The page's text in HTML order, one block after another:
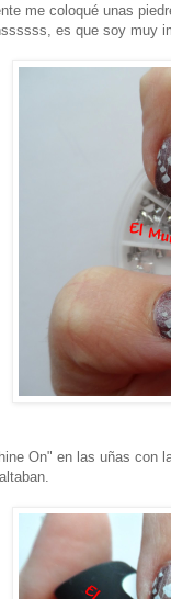
me coloqué unas
es que soy muy
On" en las uñas